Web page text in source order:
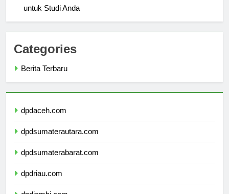
Alasan Utama Memilih Universitas New South Wales
Categories